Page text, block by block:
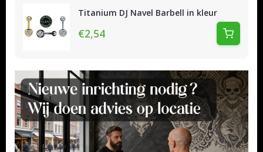
Titanium DJ Navel Barbell in kleur
€2,54